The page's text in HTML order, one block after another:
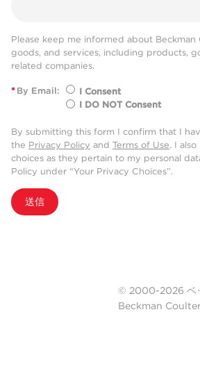
Please keep me informed about
goods, and services, including products,
related companies.
* By Email:
I Consent
I DO NOT Consent
By submitting this form I confirm that I
the Privacy Policy and Terms of Use. I
choices as they pertain to my personal
Policy under “Your Privacy Choices”.
送信
© 2000-2026 ベ
Beckman Coulter